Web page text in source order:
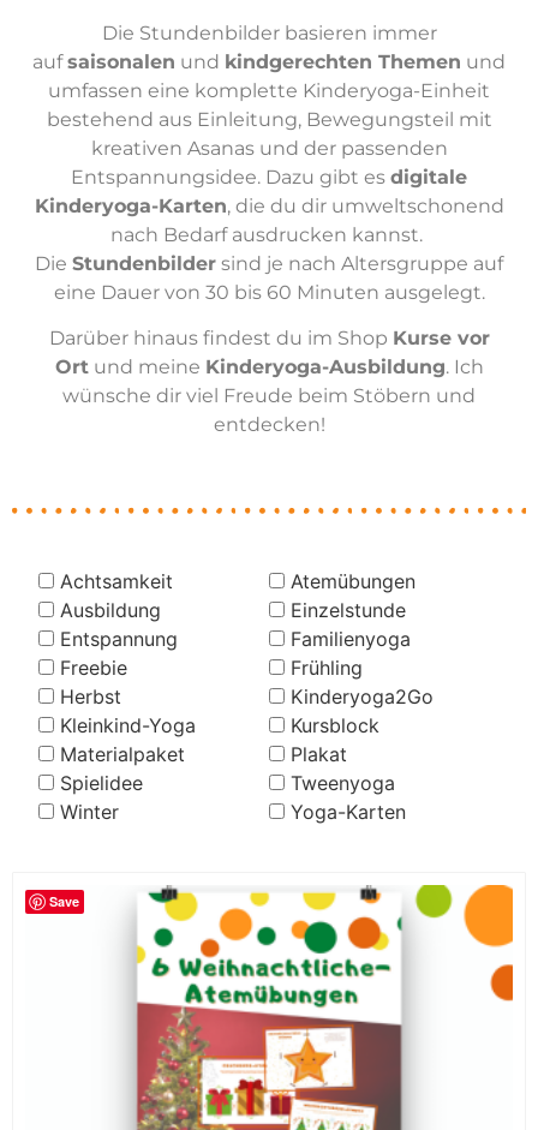
Die Stundenbilder basieren immer
aufsaisonalen und kindgerechten Themen und
umfassen eine komplette Kinderyoga-Einheit
bestehend aus Einleitung, Bewegungsteil mit
kreativen Asanas und der passenden
Entspannungsidee. Dazu gibt es digitale
Kinderyoga-Karten, die du dir umweltschonend
nach Bedarf ausdrucken kannst.
Die Stundenbilder sind je nach Altersgruppe auf
eine Dauer von 30 bis 60 Minuten ausgelegt.
Darüber hinaus findest du im Shop Kurse vor
Ortund meine Kinderyoga-Ausbildung. Ich
wünsche dir viel Freude beim Stöbern und
entdecken!
Achtsamkeit
Atemübungen
Ausbildung
Einzelstunde
Entspannung
Familienyoga
Freebie
Frühling
Herbst
Kinderyoga2Go
Kleinkind-Yoga
Kursblock
Materialpaket
Plakat
Spielidee
Tweenyoga
Winter
Yoga-Karten
Save